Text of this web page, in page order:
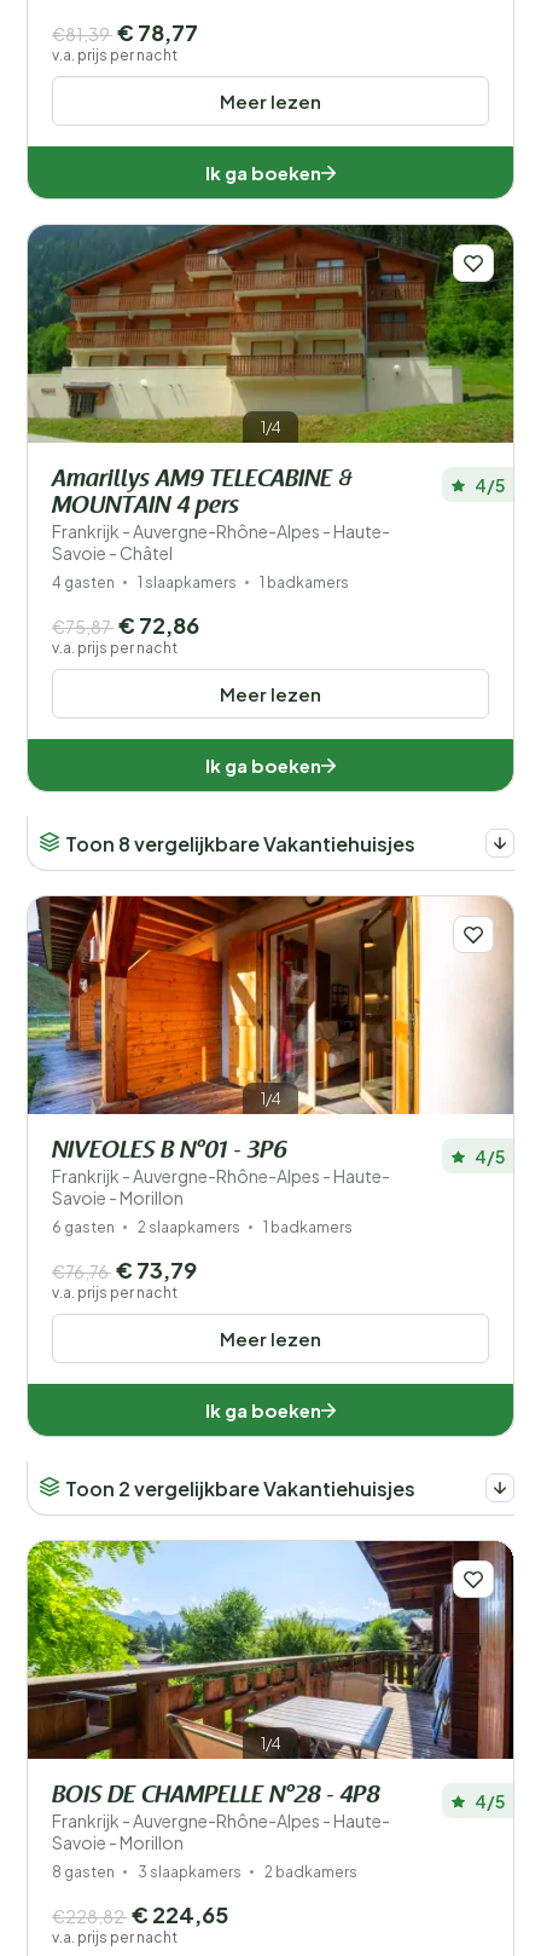
Meer lezen
€81,39 € 78,77
v.a. prijs per nacht
Ik ga boeken
1/4
Amarillys AM9 TELECABINE &
MOUNTAIN 4 pers
Frankrijk - Auvergne-Rhône-Alpes - Haute-
Savoie - Châtel
4/5
4 gasten 1 slaapkamers 1 badkamers
Meer lezen
€75,87 € 72,86
v.a. prijs per nacht
Ik ga boeken
Toon 8 vergelijkbare Vakantiehuisjes
1/4
NIVEOLES B N°01 - 3P6
Frankrijk - Auvergne-Rhône-Alpes - Haute-
Savoie - Morillon
4/5
6 gasten 2 slaapkamers 1 badkamers
Meer lezen
€76,76 € 73,79
v.a. prijs per nacht
Ik ga boeken
Toon 2 vergelijkbare Vakantiehuisjes
1/4
BOIS DE CHAMPELLE N°28 - 4P8
Frankrijk - Auvergne-Rhône-Alpes - Haute-
Savoie - Morillon
4/5
8 gasten 3 slaapkamers 2 badkamers
€228,82 € 224,65
v.a. prijs per nacht